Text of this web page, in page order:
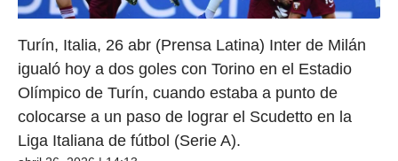
Turín, Italia, 26 abr (Prensa Latina) Inter de Milán
igualó hoy a dos goles con Torino en el Estadio
Olímpico de Turín, cuando estaba a punto de
colocarse a un paso de lograr el Scudetto en la
Liga Italiana de fútbol (Serie A).